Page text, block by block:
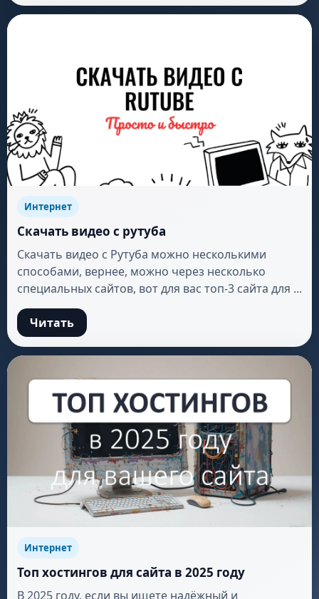
Интернет
Скачать видео с рутуба
Скачать видео с Рутуба можно несколькими
способами, вернее, можно через несколько
специальных сайтов, вот для вас топ-3 сайта для ...
Читать
Интернет
Топ хостингов для сайта в 2025 году
В 2025 году, если вы ищете надёжный и